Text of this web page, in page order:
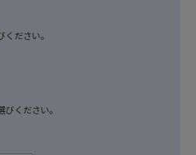
ださい。
ください。